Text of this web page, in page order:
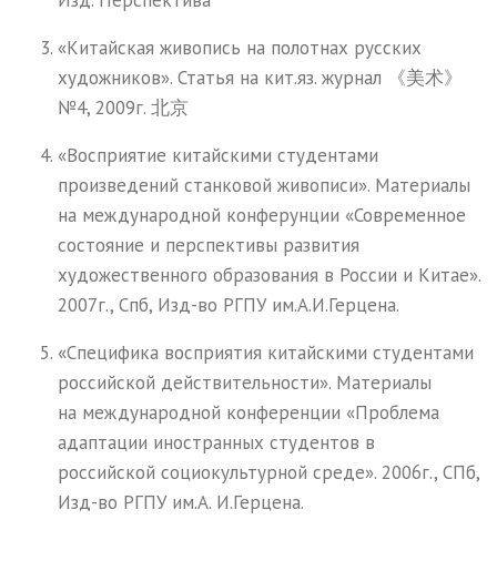
«Китайская живопись на полотнах русских
художников». Статья на кит.яз. журнал 《美术》
№4, 2009г. 北京
«Восприятие китайскими студентами
произведений станковой живописи». Материалы
на международной конферунции «Современное
состояние и перспективы развития
художественного образования в России и Китае».
2007г., Спб, Изд-во РГПУ им.А.И.Герцена.
«Специфика восприятия китайскими студентами
российской действительности». Материалы
на международной конференции «Проблема
адаптации иностранных студентов в
российской социокультурной среде». 2006г., СПб,
Изд-во РГПУ им.А. И.Герцена.